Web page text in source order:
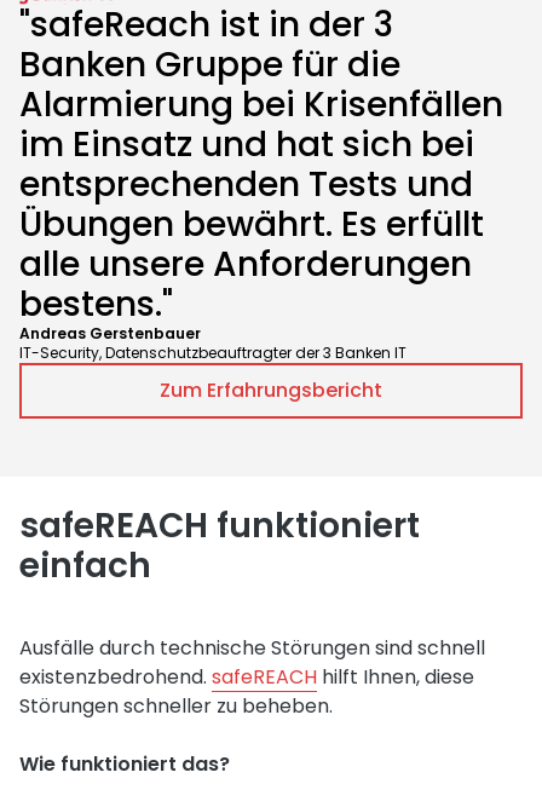
"safeReach ist in der 3
Banken Gruppe für die
Alarmierung bei Krisenfällen
im Einsatz und hat sich bei
entsprechenden Tests und
Übungen bewährt. Es erfüllt
alle unsere Anforderungen
bestens."
Andreas Gerstenbauer
IT-Security, Datenschutzbeauftragter der 3 Banken IT
Zum Erfahrungsbericht
safeREACH funktioniert
einfach
Ausfälle durch technische Störungen sind schnell
existenzbedrohend. safeREACH hilft Ihnen, diese
Störungen schneller zu beheben.
Wie funktioniert das?